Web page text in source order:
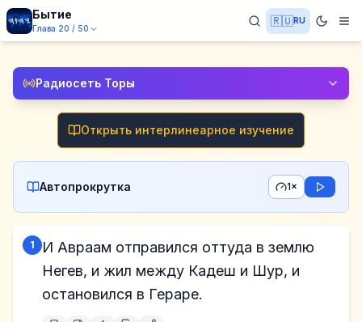
Бытие
Глава 20 / 50
🇷🇺RU
Радиосеть Торы
Открыть интерлинеарное изучение
Автопрокрутка 1×
1
И Авраам отправился оттуда в землю
Негев, и жил между Кадеш и Шур, и
остановился в Гераре.